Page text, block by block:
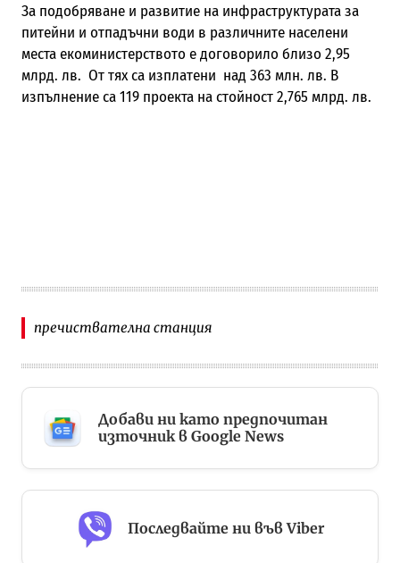
За подобряване и развитие на инфраструктурата за
питейни и отпадъчни води в различните населени
места екоминистерството е договорило близо 2,95
млрд. лв. От тях са изплатени над 363 млн. лв. В
изпълнение са 119 проекта на стойност 2,765 млрд. лв.
пречиствателна станция
Добави ни като предпочитан
източник в Google News
Последвайте ни във Viber